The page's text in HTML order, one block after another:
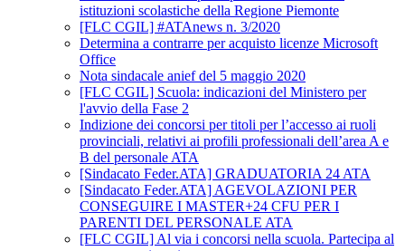
istituzioni scolastiche della Regione Piemonte
[FLC CGIL] #ATAnews n. 3/2020
Determina a contrarre per acquisto licenze Microsoft
Office
Nota sindacale anief del 5 maggio 2020
[FLC CGIL] Scuola: indicazioni del Ministero per
l'avvio della Fase 2
Indizione dei concorsi per titoli per l’accesso ai ruoli
provinciali, relativi ai profili professionali dell’area A e
B del personale ATA
[Sindacato Feder.ATA] GRADUATORIA 24 ATA
[Sindacato Feder.ATA] AGEVOLAZIONI PER
CONSEGUIRE I MASTER+24 CFU PER I
PARENTI DEL PERSONALE ATA
[FLC CGIL] Al via i concorsi nella scuola. Partecipa al